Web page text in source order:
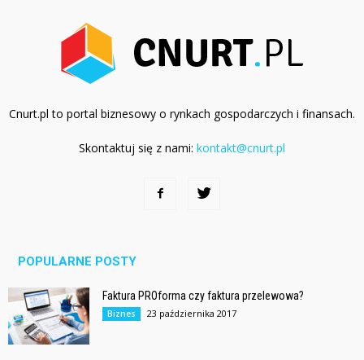
Cnurt.pl to portal biznesowy o rynkach gospodarczych i finansach.
Skontaktuj się z nami: kontakt@cnurt.pl
POPULARNE POSTY
Faktura PROforma czy faktura przelewowa?
Biznes 23 października 2017